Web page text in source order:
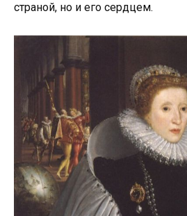
страной, но и его сердцем.